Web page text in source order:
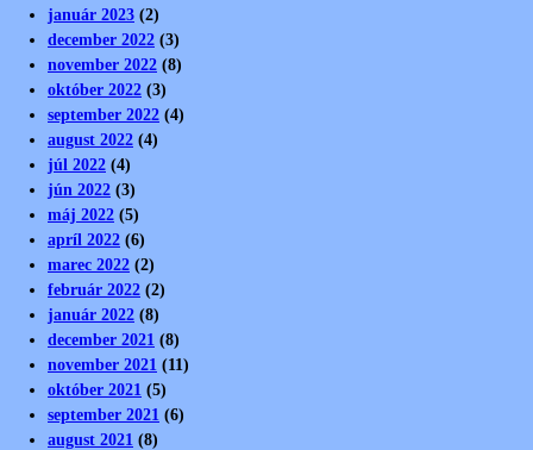
január 2023 (2)
december 2022 (3)
november 2022 (8)
október 2022 (3)
september 2022 (4)
august 2022 (4)
júl 2022 (4)
jún 2022 (3)
máj 2022 (5)
apríl 2022 (6)
marec 2022 (2)
február 2022 (2)
január 2022 (8)
december 2021 (8)
november 2021 (11)
október 2021 (5)
september 2021 (6)
august 2021 (8)